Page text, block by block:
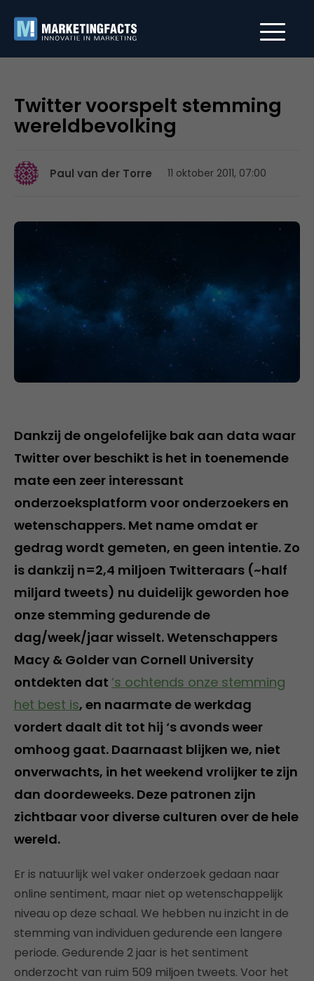
Twitter voorspelt stemming
wereldbevolking
Paul van der Torre 11 oktober 2011, 07:00
Dankzij de ongelofelijke bak aan data waar
Twitter over beschikt is het in toenemende
mate een zeer interessant
onderzoeksplatform voor onderzoekers en
wetenschappers. Met name omdat er
gedrag wordt gemeten, en geen intentie. Zo
is dankzij n=2,4 miljoen Twitteraars (~half
miljard tweets) nu duidelijk geworden hoe
onze stemming gedurende de
dag/week/jaar wisselt. Wetenschappers
Macy & Golder van Cornell University
ontdekten dat ‘s ochtends onze stemming
het best is, en naarmate de werkdag
vordert daalt dit tot hij ‘s avonds weer
omhoog gaat. Daarnaast blijken we, niet
onverwachts, in het weekend vrolijker te zijn
dan doordeweeks. Deze patronen zijn
zichtbaar voor diverse culturen over de hele
wereld.
Er is natuurlijk wel vaker onderzoek gedaan naar
online sentiment, maar niet op wetenschappelijk
niveau op deze schaal. We hebben nu inzicht in de
stemming van individuen gedurende een langere
periode. Gedurende 2 jaar is het sentiment
onderzocht van ruim 509 miljoen tweets. Voor het